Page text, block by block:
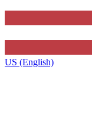
US (English)